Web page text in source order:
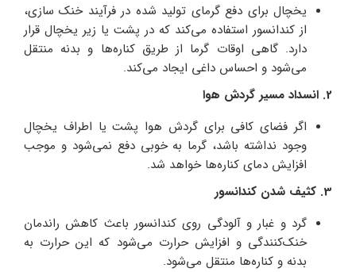
یخچال برای دفع گرمای تولید شده در فرآیند خنک‌ سازی،
از کندانسور استفاده می‌کند که در پشت یا زیر یخچال قرار
دارد. گاهی اوقات گرما از طریق کناره‌ها و بدنه منتقل
می‌شود و احساس داغی ایجاد می‌کند.
2. انسداد مسیر گردش هوا
اگر فضای کافی برای گردش هوا پشت یا اطراف یخچال
وجود نداشته باشد، گرما به خوبی دفع نمی‌شود و موجب
افزایش دمای کناره‌ها خواهد شد.
3. کثیف شدن کندانسور
گرد و غبار و آلودگی روی کندانسور باعث کاهش راندمان
خنک‌کنندگی و افزایش حرارت می‌شود که این حرارت به
بدنه و کناره‌ها منتقل می‌شود.